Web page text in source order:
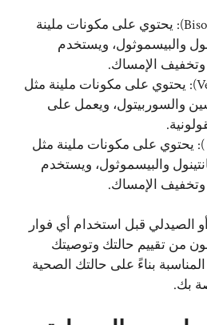
بيسودوكول (Bisodol): يحتوي على مكونات ملينة
والبيسموثول، ويستخدم
وتخفيف الإمساك.
فينولفثالين (Venol): يحتوي على مكونات ملينة مثل
والسوربيتول، ويعمل على
انفاكول (Infacol ): يحتوي على مكونات ملينة مثل
والبيسموثول، ويستخدم
وتخفيف الإمساك.
الصيدلي قبل استخدام أي فوار
من تقييم حالتك وتوصيتك
المناسبة بناءً على حالتك الصحية
بك.